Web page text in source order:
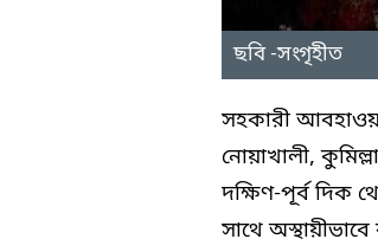
ছবি -সংগৃহীত
সহকারী
নোয়াখালী,
দক্ষিণ-পূর্ব দিক
সাথে